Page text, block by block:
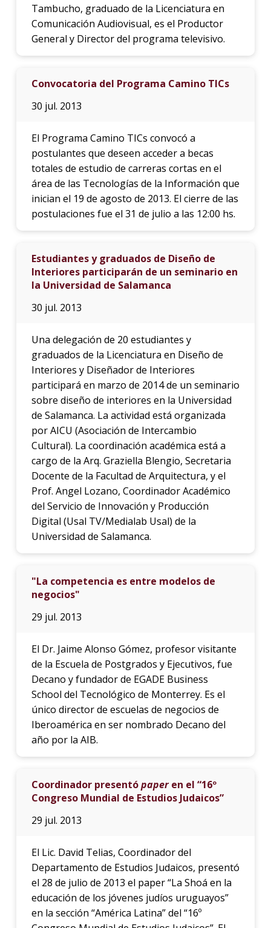
Tambucho, graduado de la Licenciatura en
Comunicación Audiovisual, es el Productor
General y Director del programa televisivo.
Convocatoria del Programa Camino TICs
30 jul. 2013
El Programa Camino TICs convocó a
postulantes que deseen acceder a becas
totales de estudio de carreras cortas en el
área de las Tecnologías de la Información que
inician el 19 de agosto de 2013. El cierre de las
postulaciones fue el 31 de julio a las 12:00 hs.
Estudiantes y graduados de Diseño de
Interiores participarán de un seminario en
la Universidad de Salamanca
30 jul. 2013
Una delegación de 20 estudiantes y
graduados de la Licenciatura en Diseño de
Interiores y Diseñador de Interiores
participará en marzo de 2014 de un seminario
sobre diseño de interiores en la Universidad
de Salamanca. La actividad está organizada
por AICU (Asociación de Intercambio
Cultural). La coordinación académica está a
cargo de la Arq. Graziella Blengio, Secretaria
Docente de la Facultad de Arquitectura, y el
Prof. Angel Lozano, Coordinador Académico
del Servicio de Innovación y Producción
Digital (Usal TV/Medialab Usal) de la
Universidad de Salamanca.
"La competencia es entre modelos de
negocios"
29 jul. 2013
El Dr. Jaime Alonso Gómez, profesor visitante
de la Escuela de Postgrados y Ejecutivos, fue
Decano y fundador de EGADE Business
School del Tecnológico de Monterrey. Es el
único director de escuelas de negocios de
Iberoamérica en ser nombrado Decano del
año por la AIB.
Coordinador presentópaperen el “16º
Congreso Mundial de Estudios Judaicos”
29 jul. 2013
El Lic. David Telias, Coordinador del
Departamento de Estudios Judaicos, presentó
el 28 de julio de 2013 el paper “La Shoá en la
educación de los jóvenes judíos uruguayos”
en la sección “América Latina” del “16º